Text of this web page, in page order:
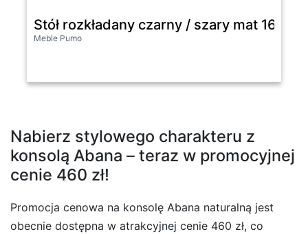
Stół rozkładany czarny / szary mat 160 -
Meble Pumo
Nabierz stylowego charakteru z
konsolą Abana – teraz w promocyjnej
cenie 460 zł!
Promocja cenowa na konsolę Abana naturalną jest
obecnie dostępna w atrakcyjnej cenie 460 zł, co